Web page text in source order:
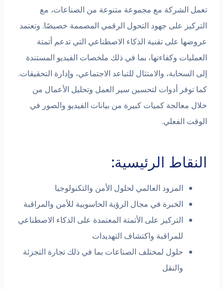
تعمل الشركة مع مجموعة متنوعة من الصناعات، مع
التركيز على جهود التحول الرقمي المصممة خصيصًا. وتعتمد
عروضها على تقنية الذكاء الاصطناعي التي تدعم أتمتة
العمليات وكفاءتها، بما في ذلك ملخصات الفيديو المستندة
إلى السحابة، والامتثال للتباعد الاجتماعي، وإدارة التحقيقات.
كما توفر أدوات لتحسين سير العمل وتحليل الأعمال من
خلال معالجة كميات كبيرة من بيانات الفيديو والصور في
الوقت الفعلي.
النقاط الرئيسية:
المزود العالمي لحلول الأمن والتكنولوجيا
الخبرة في مجال الرؤية الحاسوبية للأمن والمراقبة
التركيز على الأتمتة المعتمدة على الذكاء الاصطناعي
للمراقبة واكتشاف التهديدات
حلول لمختلف الصناعات بما في ذلك تجارة التجزئة
والنقل